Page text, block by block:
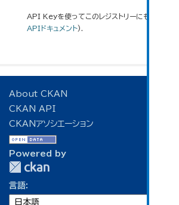
API Keyを使ってこのレジストリーにもアクセス
APIドキュメント).
About CKAN
CKAN API
CKANアソシエーション
Powered by
言語